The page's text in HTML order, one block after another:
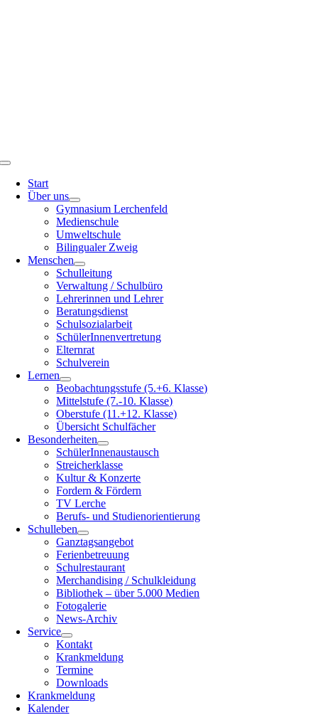
Toggle
Navigation
Start
Über uns
Gymnasium Lerchenfeld
Medienschule
Umweltschule
Bilingualer Zweig
Menschen
Schulleitung
Verwaltung / Schulbüro
Lehrerinnen und Lehrer
Beratungsdienst
Schulsozialarbeit
SchülerInnenvertretung
Elternrat
Schulverein
Lernen
Beobachtungsstufe (5.+6. Klasse)
Mittelstufe (7.-10. Klasse)
Oberstufe (11.+12. Klasse)
Übersicht Schulfächer
Besonderheiten
SchülerInnenaustausch
Streicherklasse
Kultur & Konzerte
Fordern & Fördern
TV Lerche
Berufs- und Studienorientierung
Schulleben
Ganztagsangebot
Ferienbetreuung
Schulrestaurant
Merchandising / Schulkleidung
Bibliothek – über 5.000 Medien
Fotogalerie
News-Archiv
Service
Kontakt
Krankmeldung
Termine
Downloads
Krankmeldung
Kalender